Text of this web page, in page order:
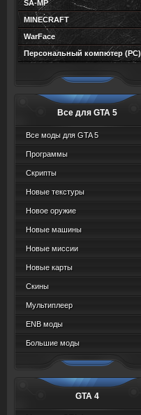
SA-MP
MINECRAFT
WarFace
Персональный компютер (PC)
Все для GTA 5
Все моды для GTA 5
Программы
Скрипты
Новые текстуры
Новое оружие
Новые машины
Новые миссии
Новые карты
Скины
Мультиплеер
ENB моды
Большие моды
GTA 4